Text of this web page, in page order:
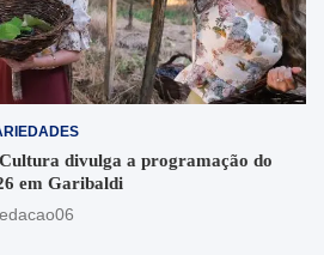
divulga a programação do
em Garibaldi